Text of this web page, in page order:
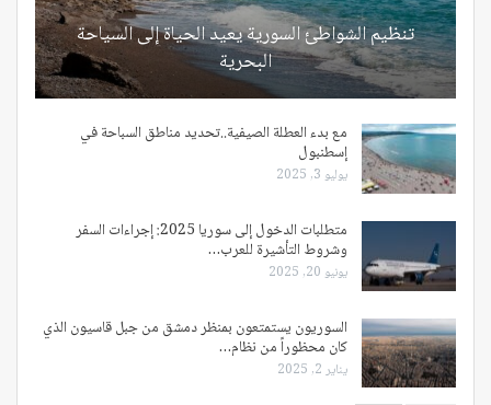
تنظيم الشواطئ السورية يعيد الحياة إلى السياحة
البحرية
مع بدء العطلة الصيفية..تحديد مناطق السباحة في
إسطنبول
يوليو 3, 2025
متطلبات الدخول إلى سوريا 2025: إجراءات السفر
وشروط التأشيرة للعرب…
يونيو 20, 2025
السوريون يستمتعون بمنظر دمشق من جبل قاسيون الذي
كان محظوراً من نظام…
يناير 2, 2025